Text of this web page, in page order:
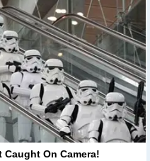
On Camera!